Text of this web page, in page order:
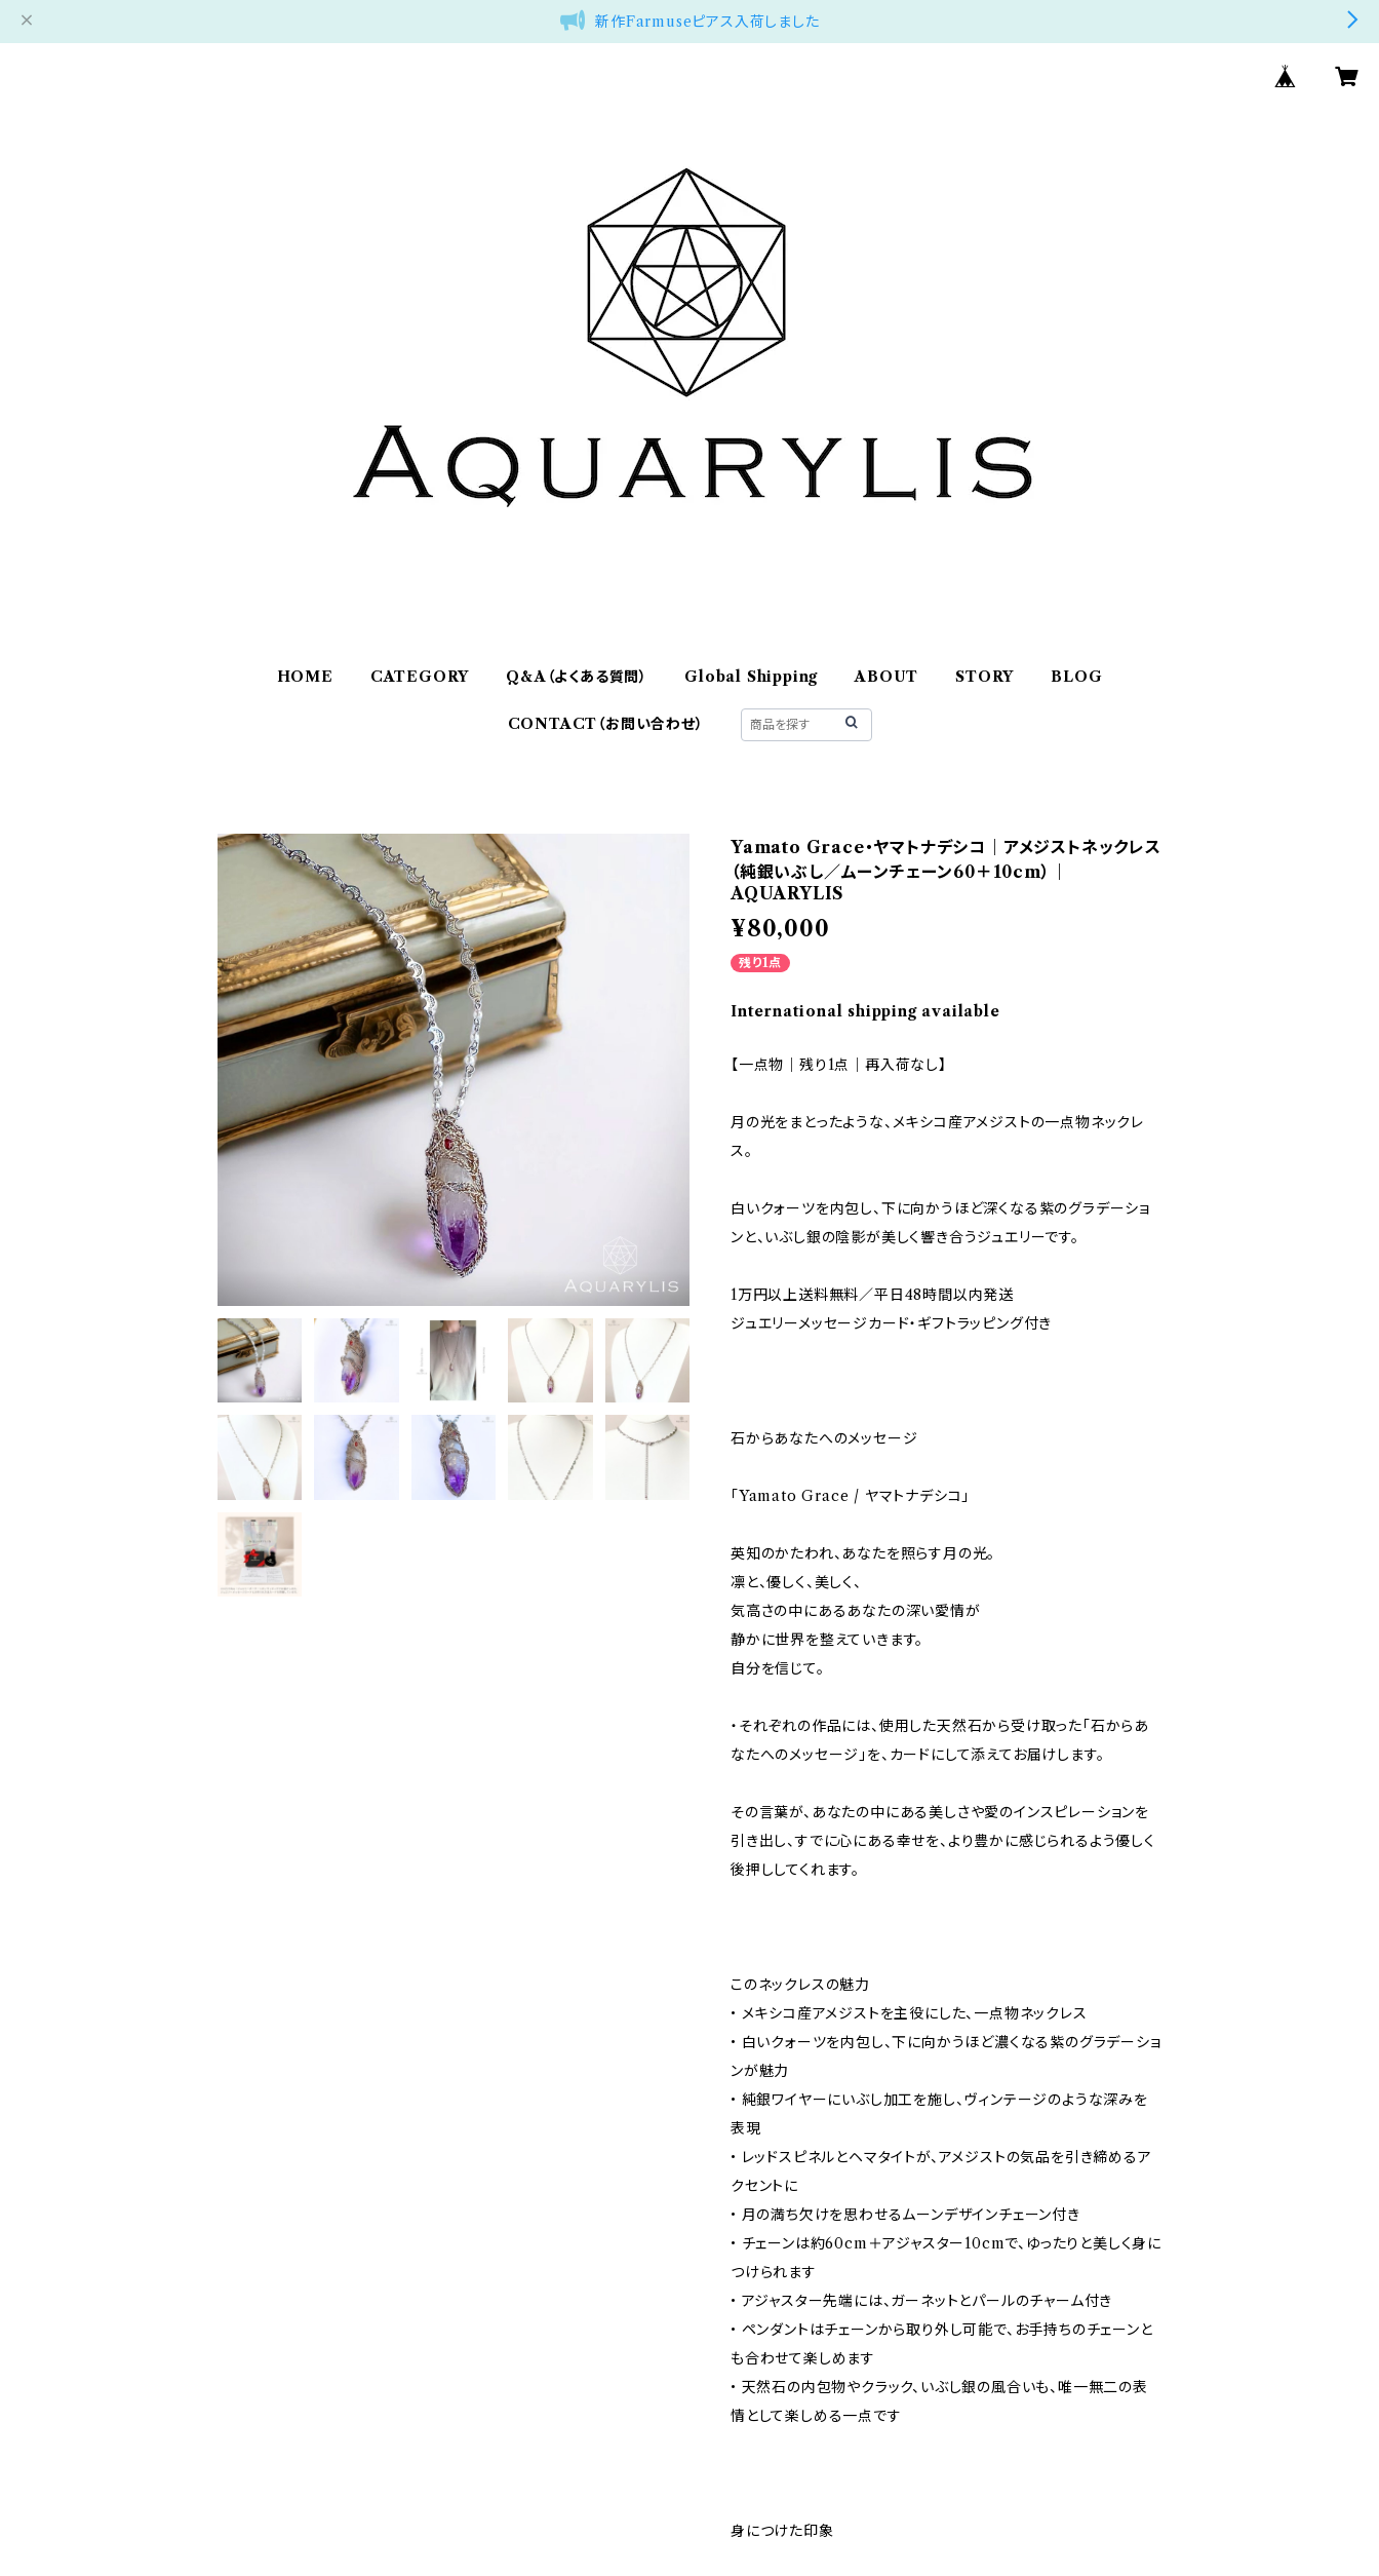
新作Farmuseピアス入荷しました
HOME CATEGORY Q&A（よくある質問） Global Shipping ABOUT STORY BLOG
CONTACT（お問い合わせ）
Yamato Grace・ヤマトナデシコ｜アメジストネックレス
（純銀いぶし／ムーンチェーン60＋10cm）｜
AQUARYLIS
¥80,000
残り1点
International shipping available
【一点物｜残り1点｜再入荷なし】
月の光をまとったような、メキシコ産アメジストの一点物ネックレ
ス。
白いクォーツを内包し、下に向かうほど深くなる紫のグラデーショ
ンと、いぶし銀の陰影が美しく響き合うジュエリーです。
1万円以上送料無料／平日48時間以内発送
ジュエリーメッセージカード・ギフトラッピング付き
石からあなたへのメッセージ
「Yamato Grace / ヤマトナデシコ」
英知のかたわれ、あなたを照らす月の光。
凛と、優しく、美しく、
気高さの中にあるあなたの深い愛情が
静かに世界を整えていきます。
自分を信じて。
・それぞれの作品には、使用した天然石から受け取った「石からあ
なたへのメッセージ」を、カードにして添えてお届けします。
その言葉が、あなたの中にある美しさや愛のインスピレーションを
引き出し、すでに心にある幸せを、より豊かに感じられるよう優しく
後押ししてくれます。
このネックレスの魅力
• メキシコ産アメジストを主役にした、一点物ネックレス
• 白いクォーツを内包し、下に向かうほど濃くなる紫のグラデーショ
ンが魅力
• 純銀ワイヤーにいぶし加工を施し、ヴィンテージのような深みを
表現
• レッドスピネルとヘマタイトが、アメジストの気品を引き締めるア
クセントに
• 月の満ち欠けを思わせるムーンデザインチェーン付き
• チェーンは約60cm＋アジャスター10cmで、ゆったりと美しく身に
つけられます
• アジャスター先端には、ガーネットとパールのチャーム付き
• ペンダントはチェーンから取り外し可能で、お手持ちのチェーンと
も合わせて楽しめます
• 天然石の内包物やクラック、いぶし銀の風合いも、唯一無二の表
情として楽しめる一点です
身につけた印象